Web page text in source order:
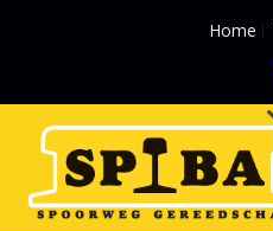
Home